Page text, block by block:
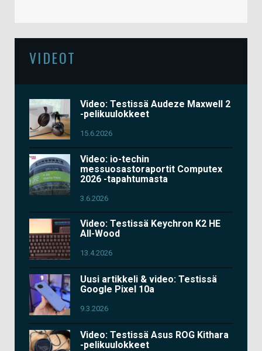
VIDEOT
Video: Testissä Audeze Maxwell 2
-pelikuulokkeet
15.6.2026
Video: io-techin
messuosastoraportit Computex
2026 -tapahtumasta
3.6.2026
Video: Testissä Keychron K2 HE
All-Wood
13.4.2026
Uusi artikkeli & video: Testissä
Google Pixel 10a
9.3.2026
Video: Testissä Asus ROG Kithara
-pelikuulokkeet